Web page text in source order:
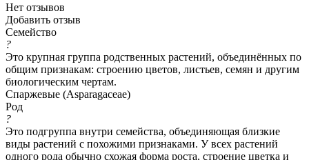
Нет отзывов
Добавить отзыв
Семейство
?
Это крупная группа родственных растений, объединённых по
общим признакам: строению цветов, листьев, семян и другим
биологическим чертам.
Спаржевые (Asparagaceae)
Род
?
Это подгруппа внутри семейства, объединяющая близкие
виды растений с похожими признаками. У всех растений
одного рода обычно схожая форма роста, строение цветка и